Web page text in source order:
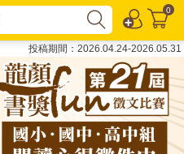
0
投稿期間：2026.04.24-2026.05.31